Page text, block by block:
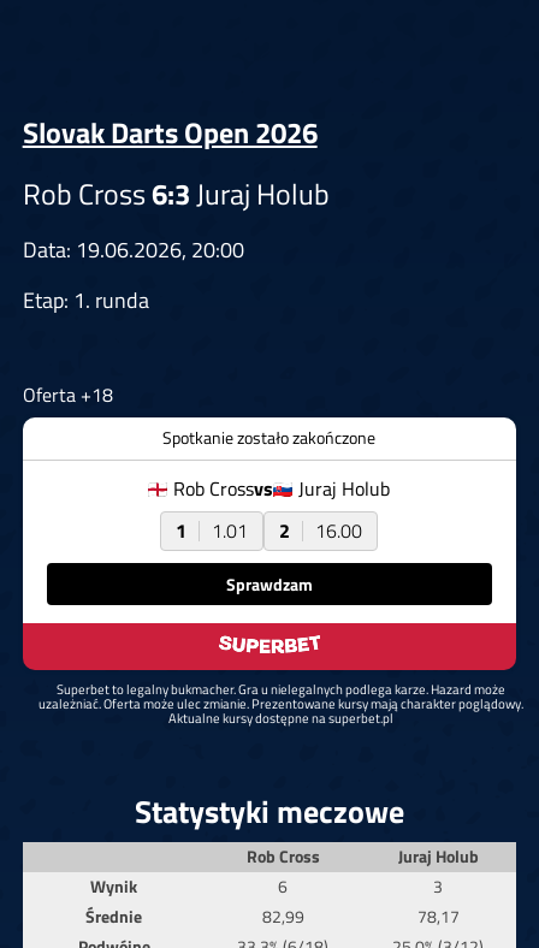
Slovak Darts Open 2026
Rob Cross6:3Juraj Holub
Data: 19.06.2026, 20:00
Etap: 1. runda
Oferta +18
Spotkanie zostało zakończone
Rob Crossvs
Juraj Holub
1
1.01 2 16.00
Sprawdzam
Superbet to legalny bukmacher. Gra u nielegalnych podlega karze. Hazard może
uzależniać. Oferta może ulec zmianie. Prezentowane kursy mają charakter poglądowy.
Aktualne kursy dostępne na superbet.pl
Statystyki meczowe
Rob Cross
Juraj Holub
Wynik
6
3
Średnie
82,99
78,17